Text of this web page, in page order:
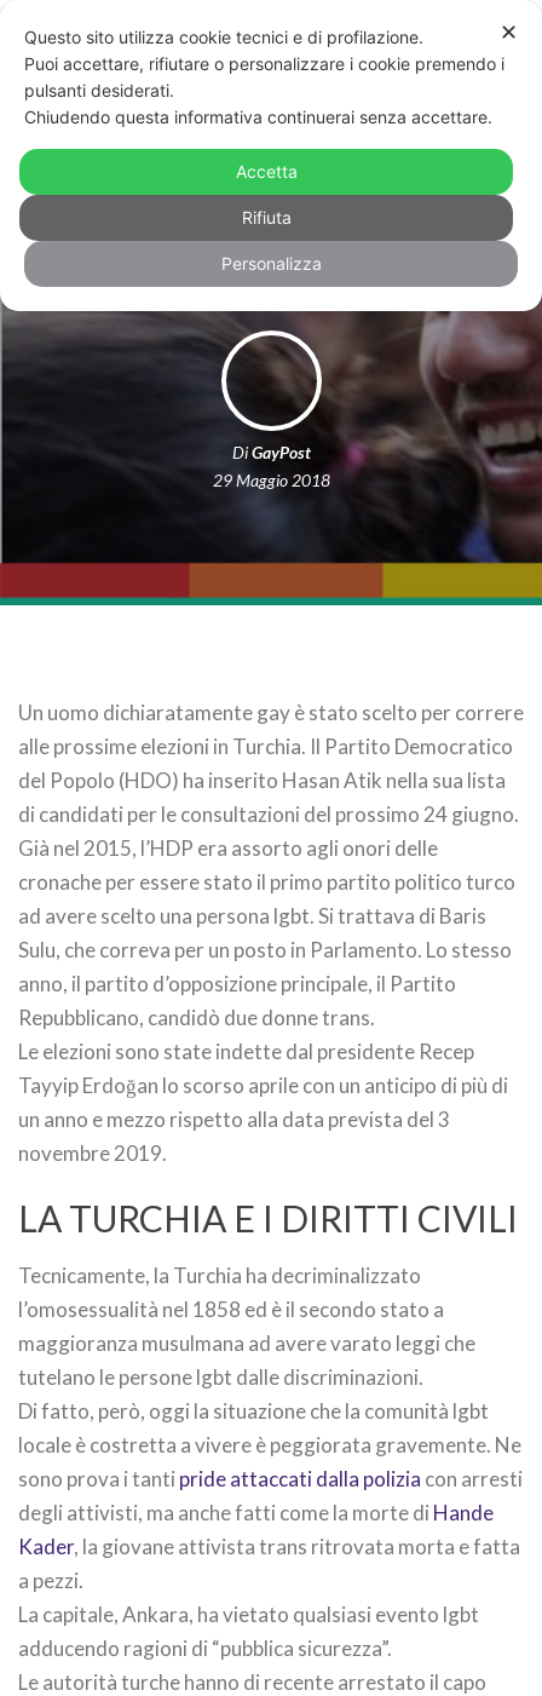
Turchia: il Partito Democratico
candida un uomo dichiaratamente
gay
DiGayPost
29 Maggio 2018
Un uomo dichiaratamente gay è stato scelto per correre
alle prossime elezioni in Turchia. Il Partito Democratico
del Popolo (HDO) ha inserito Hasan Atik nella sua lista
di candidati per le consultazioni del prossimo 24 giugno.
Già nel 2015, l’HDP era assorto agli onori delle
cronache per essere stato il primo partito politico turco
ad avere scelto una persona lgbt. Si trattava di Baris
Sulu, che correva per un posto in Parlamento. Lo stesso
anno, il partito d’opposizione principale, il Partito
Repubblicano, candidò due donne trans.
Le elezioni sono state indette dal presidente Recep
Tayyip Erdoğan lo scorso aprile con un anticipo di più di
un anno e mezzo rispetto alla data prevista del 3
novembre 2019.
LA TURCHIA E I DIRITTI CIVILI
Tecnicamente, la Turchia ha decriminalizzato
l’omosessualità nel 1858 ed è il secondo stato a
maggioranza musulmana ad avere varato leggi che
tutelano le persone lgbt dalle discriminazioni.
Di fatto, però, oggi la situazione che la comunità lgbt
locale è costretta a vivere è peggiorata gravemente. Ne
sono prova i tanti pride attaccati dalla polizia con arresti
degli attivisti, ma anche fatti come la morte di Hande
Kader, la giovane attivista trans ritrovata morta e fatta
a pezzi.
La capitale, Ankara, ha vietato qualsiasi evento lgbt
adducendo ragioni di “pubblica sicurezza”.
Le autorità turche hanno di recente arrestato il capo
✕
Questo sito utilizza cookie tecnici e di profilazione.
Puoi accettare, rifiutare o personalizzare i cookie premendo i
pulsanti desiderati.
Chiudendo questa informativa continuerai senza accettare.
Accetta
Rifiuta
Personalizza